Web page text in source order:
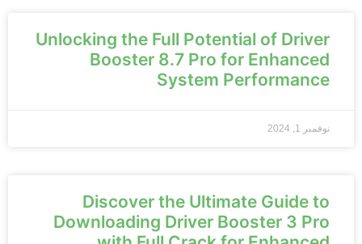
Unlocking the Full Potential of Driver
Booster 8.7 Pro for Enhanced
System Performance
نوفمبر 1, 2024
Discover the Ultimate Guide to
Downloading Driver Booster 3 Pro